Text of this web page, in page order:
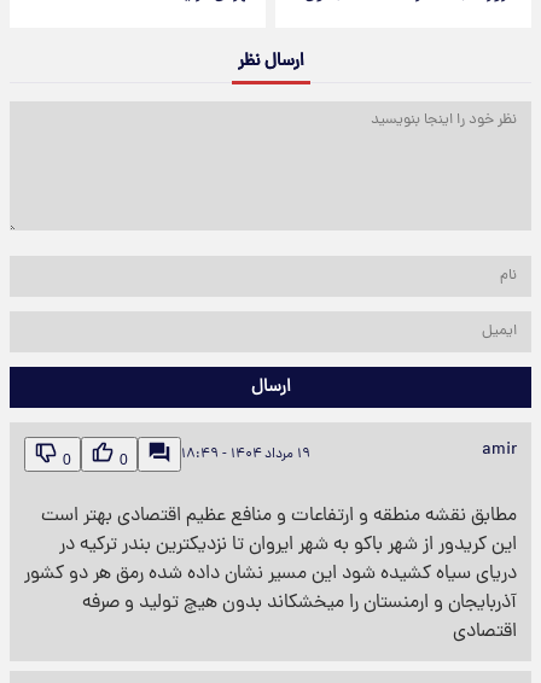
ارسال نظر
ارسال
amir ۱۹ مرداد ۱۴۰۴ - ۱۸:۴۹ 0
0
مطابق نقشه منطقه و ارتفاعات و منافع عظیم اقتصادی بهتر است
این کریدور از شهر باکو به شهر ایروان تا نزدیکترین بندر ترکیه در
دریای سیاه کشیده شود این مسیر نشان داده شده رمق هر دو کشور
آذربایجان و ارمنستان را میخشکاند بدون هیچ تولید و صرفه
اقتصادی